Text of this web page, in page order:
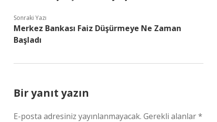
Sonraki Yazı
Merkez Bankası Faiz Düşürmeye Ne Zaman
Başladı
Bir yanıt yazın
E-posta adresiniz yayınlanmayacak. Gerekli alanlar*